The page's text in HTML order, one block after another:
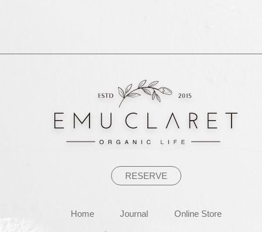
RESERVE
Home Journal Online Store